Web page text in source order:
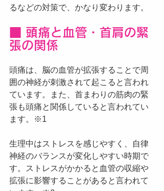
るなどの対策で、かなり変わります。
■ 頭痛と血管・首肩の緊
張の関係
頭痛は、脳の血管が拡張することで周
囲の神経が刺激されて起こると言われ
ています。また、首まわりの筋肉の緊
張も頭痛と関係していると言われてい
ます。※1
生理中はストレスを感じやすく、自律
神経のバランスが変化しやすい時期で
す。ストレスがかかると血管の収縮や
拡張に影響することがあると言われて